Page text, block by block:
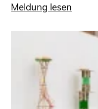
Meldung lesen